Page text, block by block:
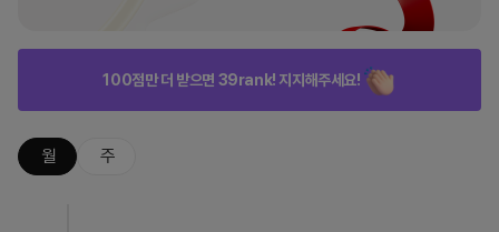
100점만 더 받으면 39rank! 지지해주세요!
월 주